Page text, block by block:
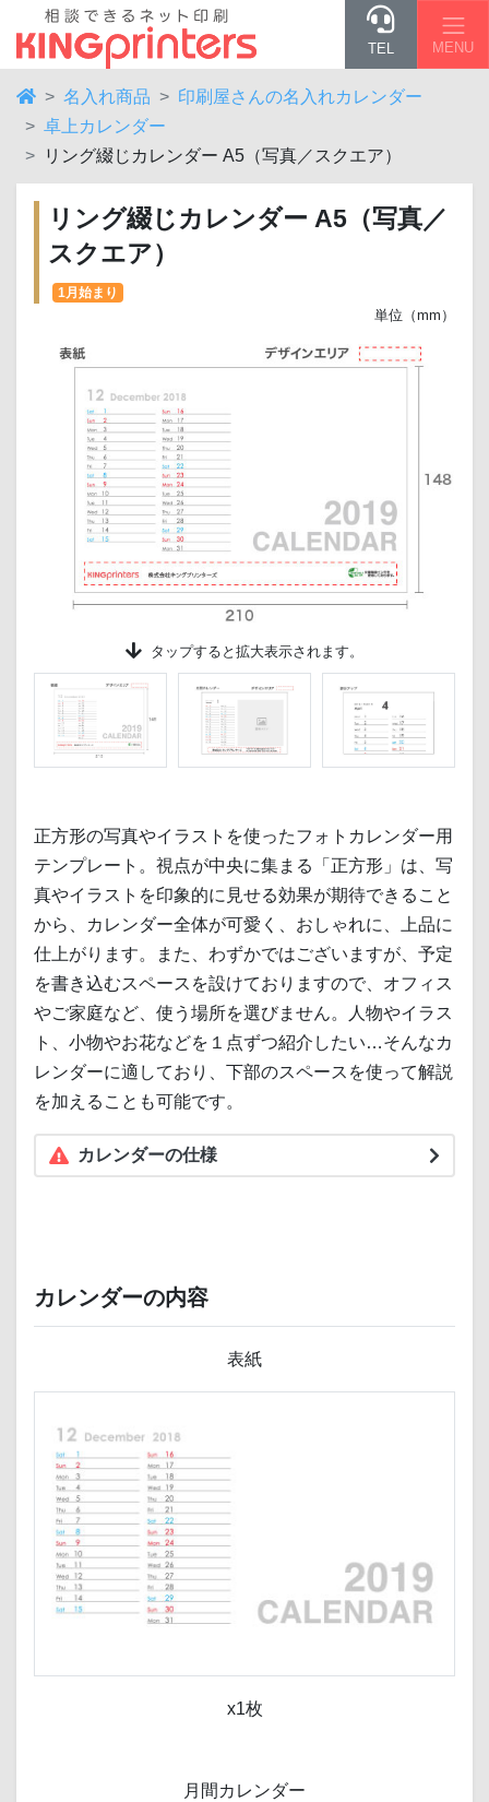
TEL MENU
名入れ商品
印刷屋さんの名入れカレンダー
卓上カレンダー
リング綴じカレンダー A5（写真／スクエア）
リング綴じカレンダー A5（写真／
スクエア）
1月始まり
単位（mm）
タップする と拡大表示されます。
正方形の写真やイラストを使ったフォトカレンダー用
テンプレート。視点が中央に集まる「正方形」は、写
真やイラストを印象的に見せる効果が期待できること
から、カレンダー全体が可愛く、おしゃれに、上品に
仕上がります。また、わずかではございますが、予定
を書き込むスペースを設けておりますので、オフィス
やご家庭など、使う場所を選びません。人物やイラス
ト、小物やお花などを１点ずつ紹介したい…そんなカ
レンダーに適しており、下部のスペースを使って解説
を加えることも可能です。
カレンダーの仕様
カレンダーの内容
表紙
x1枚
月間カレンダー